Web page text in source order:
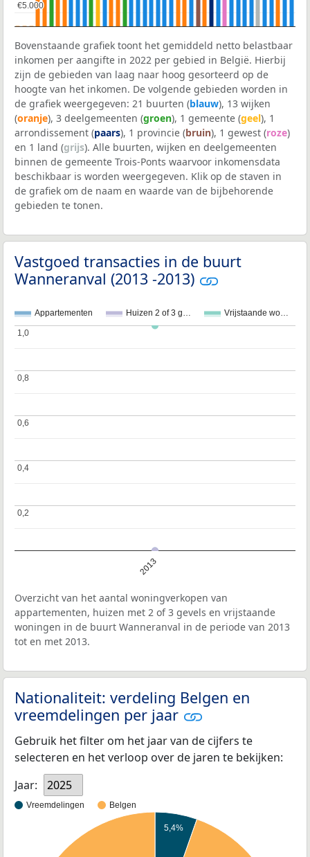
€5.000
€5.000
Bovenstaande grafiek toont het gemiddeld netto belastbaar
inkomen per aangifte in 2022 per gebied in België. Hierbij
zijn de gebieden van laag naar hoog gesorteerd op de
hoogte van het inkomen. De volgende gebieden worden in
de grafiek weergegeven: 21 buurten (blauw), 13 wijken
(oranje), 3 deelgemeenten (groen), 1 gemeente (geel), 1
arrondissement (paars), 1 provincie (bruin), 1 gewest (roze)
en 1 land (grijs). Alle buurten, wijken en deelgemeenten
binnen de gemeente Trois-Ponts waarvoor inkomensdata
beschikbaar is worden weergegeven. Klik op de staven in
de grafiek om de naam en waarde van de bijbehorende
gebieden te tonen.
Vastgoed transacties in de buurt
Wanneranval (2013 -2013)
Appartementen Huizen 2 of 3 g… Vrijstaande wo…
2013
0,2
0,2
0,4
0,4
0,6
0,6
0,8
0,8
1,0
1,0
Overzicht van het aantal woningverkopen van
appartementen, huizen met 2 of 3 gevels en vrijstaande
woningen in de buurt Wanneranval in de periode van 2013
tot en met 2013.
Nationaliteit: verdeling Belgen en
vreemdelingen per jaar
Gebruik het filter om het jaar van de cijfers te
selecteren en het verloop over de jaren te bekijken:
Jaar:
2025
Vreemdelingen Belgen
5,4%